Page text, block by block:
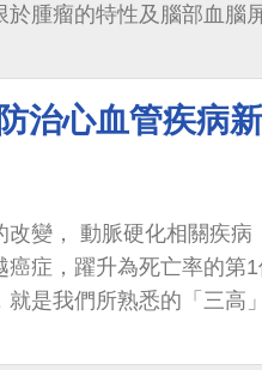
腫瘤的特性及腦部血腦
治心血管疾病
改變， 動脈硬化相關疾病
癌症，躍升為死亡率的第
是我們所熟悉的「三高